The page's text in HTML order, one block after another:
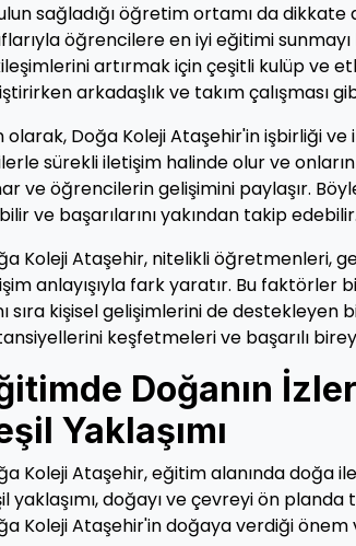
sağladığı öğretim ortamı da
öğrencilere en iyi eğitimi
artırmak için çeşitli kulüp ve
arkadaşlık ve takım çalışması
olarak, Doğa Koleji Ataşehir'in işbirliği ve
sürekli iletişim halinde olur ve
ve öğrencilerin gelişimini paylaşır.
ve başarılarını yakından takip edebilir.
Koleji Ataşehir, nitelikli öğretmenleri,
anlayışıyla fark yaratır. Bu faktörler
sıra kişisel gelişimlerini de
keşfetmeleri ve başarılı
Doğanın
Yaklaşımı
Koleji Ataşehir, eğitim alanında doğa
yaklaşımı, doğayı ve çevreyi ön
Koleji Ataşehir'in doğaya verdiği önem